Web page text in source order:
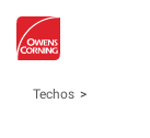
Techos